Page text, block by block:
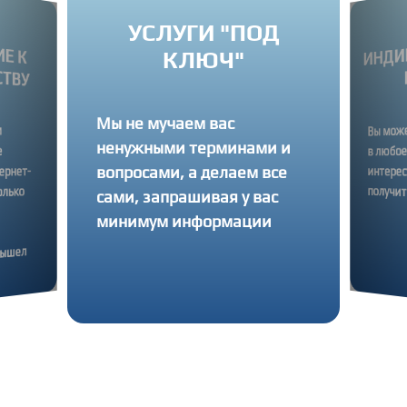
К
УСЛУГИ "ПОД
КЛЮЧ"
Мы не мучаем вас
ненужными терминами и
вопросами, а делаем все
сами, запрашивая у вас
минимум информации
Вы
в